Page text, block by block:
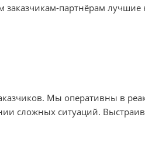
заказчикам-партнёрам
Мы оперативны в
сложных ситуаций.